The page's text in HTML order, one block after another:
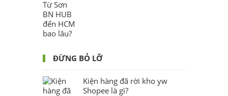
ĐỪNG BỎ LỠ
Kiện hàng đã rời kho yw
Shopee là gì?